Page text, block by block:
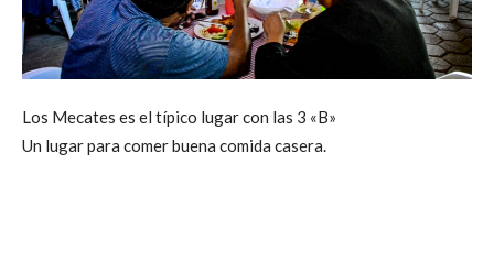
Los Mecates es el típico lugar con las 3 «B»
Un lugar para comer buena comida casera.